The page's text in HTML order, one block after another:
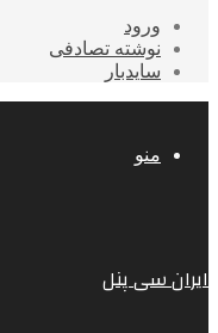
ورود
نوشته تصادفی
سایدبار
منو
ایران سی پنل